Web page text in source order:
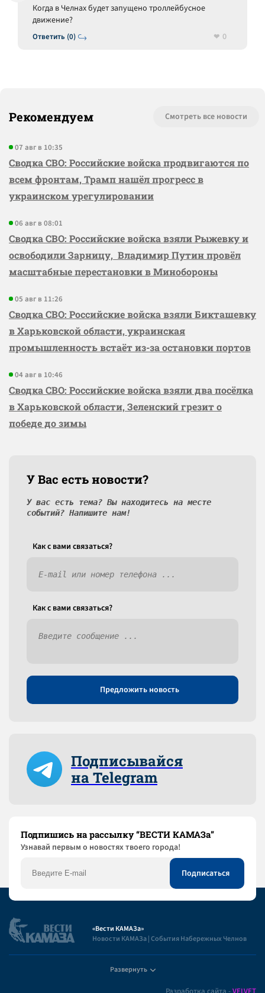
Ответить (0)
Когда в Челнах будет запущено троллейбусное
движение?
0
Рекомендуем Смотреть все новости
07 авг в 10:35
Сводка СВО: Российские войска продвигаются по
всем фронтам, Трамп нашёл прогресс в
украинском урегулировании
06 авг в 08:01
Сводка СВО: Российские войска взяли Рыжевку и
освободили Зарницу, Владимир Путин провёл
масштабные перестановки в Минобороны
05 авг в 11:26
Сводка СВО: Российские войска взяли Бикташевку
в Харьковской области, украинская
промышленность встаёт из-за остановки портов
04 авг в 10:46
Сводка СВО: Российские войска взяли два посёлка
в Харьковской области, Зеленский грезит о
победе до зимы
У Вас есть новости?
У вас есть тема? Вы находитесь на месте
событий? Напишите нам!
Как c вами связаться?
Как c вами связаться?
Предложить новость
Подписывайся
на Telegram
Подпишись на рассылку “ВЕСТИ КАМАЗа”
Узнaвай первым о новостях твоего города!
«Вести КАМАЗа»
Новости КАМАЗа | События Набережных Челнов
Развернуть